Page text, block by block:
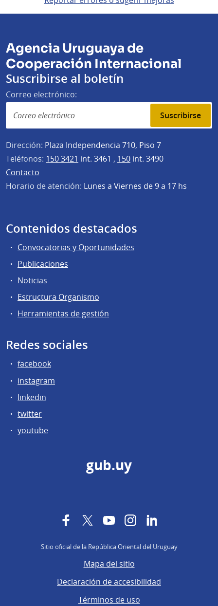
Agencia Uruguaya de
Cooperación Internacional
Suscribirse al boletín
Correo electrónico:
Suscribirse
Dirección: Plaza Independencia 710, Piso 7
Teléfonos: 150 3421 int. 3461 , 150 int. 3490
Contacto
Horario de atención: Lunes a Viernes de 9 a 17 hs
Contenidos destacados
Convocatorias y Oportunidades
Publicaciones
Noticias
Estructura Organismo
Herramientas de gestión
Redes sociales
facebook
instagram
linkedin
twitter
youtube
gub.uy
FacebookTwitterYouTubeInstagram
Sitio oficial de la República Oriental del Uruguay
Mapa del sitio
Declaración de accesibilidad
Términos de uso